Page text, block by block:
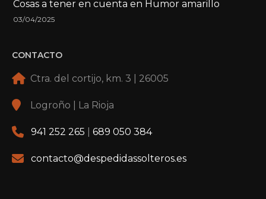
Cosas a tener en cuenta en Humor amarillo
03/04/2025
CONTACTO
Ctra. del cortijo, km. 3 | 26005
Logroño | La Rioja
941 252 265 689 050 384
contacto@despedidassolteros.es